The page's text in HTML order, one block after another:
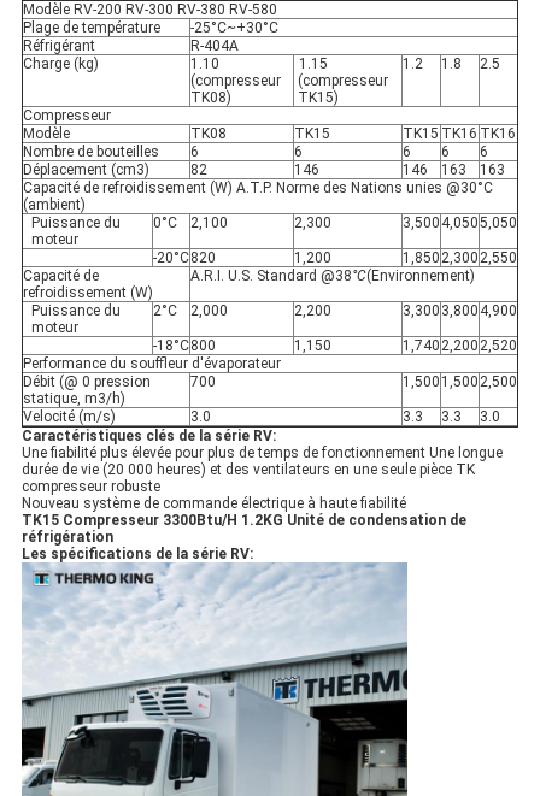
Modèle RV-200 RV-300 RV-380 RV-580
Plage de température
-25°C~+30°C
Réfrigérant
R-404A
Charge (kg)
1.10
(compresseur
TK08)
1.15
(compresseur
TK15)
1.2 1.8 2.5
Compresseur
Modèle
TK08 TK15 TK15 TK16 TK16
Nombre de bouteilles
6 6 6 6
6
Déplacement (cm3)
82 146 146 163
163
Capacité de refroidissement (W) A.T.P. Norme des Nations unies @30°C
(ambient)
Puissance du
moteur
0°C 2,100 2,300 3,500 4,0505,050
-20°C820 1,200 1,8502,3002,550
Capacité de
refroidissement (W)
A.R.I. U.S. Standard @38°C(Environnement)
Puissance du
moteur
2°C 2,000 2,200 3,300 3,800 4,900
-18°C800 1,150 1,7402,2002,520
Performance du souffleur d'évaporateur
Débit (@ 0 pression
statique, m3/h)
700 1,500 1,5002,500
Velocité (m/s) 3.0 3.3 3.3
3.0
Caractéristiques clés de la série RV:
Une fiabilité plus élevée pour plus de temps de fonctionnement Une longue
durée de vie (20 000 heures) et des ventilateurs en une seule pièce TK
compresseur robuste
Nouveau système de commande électrique à haute fiabilité
TK15 Compresseur 3300Btu/H 1.2KG Unité de condensation de
réfrigération
Les spécifications de la série RV: